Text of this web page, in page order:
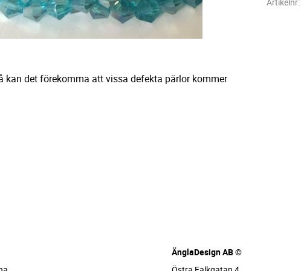
kan det förekomma att vissa defekta pärlor kommer
ÄnglaDesign AB ©